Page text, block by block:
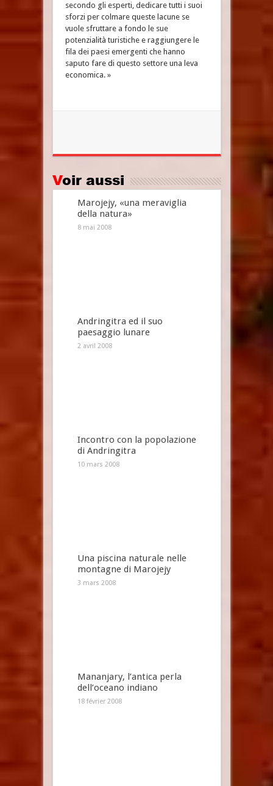
secondo gli esperti, dedicare tutti i suoi
sforzi per colmare queste lacune se
vuole sfruttare a fondo le sue
potenzialità turistiche e raggiungere le
fila dei paesi emergenti che hanno
saputo fare di questo settore una leva
economica. »
Voir aussi
Marojejy, «una meraviglia
della natura»
8 mai 2008
Andringitra ed il suo
paesaggio lunare
2 avril 2008
Incontro con la popolazione
di Andringitra
10 mars 2008
Una piscina naturale nelle
montagne di Marojejy
3 mars 2008
Mananjary, l’antica perla
dell’oceano indiano
18 février 2008